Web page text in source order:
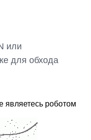
или
для обхода
являетесь роботом